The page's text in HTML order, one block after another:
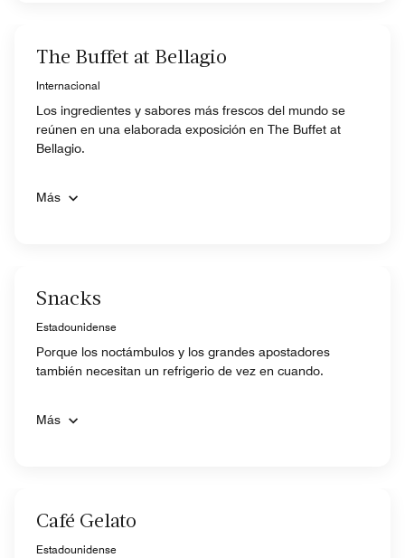
The Buffet at Bellagio
Internacional
Los ingredientes y sabores más frescos del mundo se
reúnen en una elaborada exposición en The Buffet at
Bellagio.
Más
Snacks
Estadounidense
Porque los noctámbulos y los grandes apostadores
también necesitan un refrigerio de vez en cuando.
Más
Café Gelato
Estadounidense